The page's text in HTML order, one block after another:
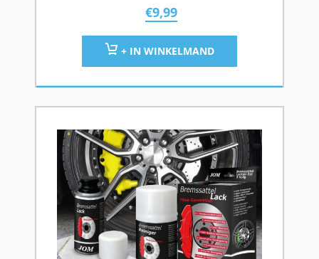
€9,99
+ IN WINKELMAND